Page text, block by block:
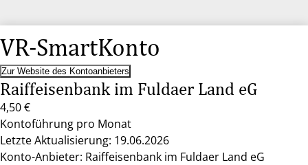
VR-SmartKonto
Zur Website des Kontoanbieters
Raiffeisenbank im Fuldaer Land eG
4,50 €
Kontoführung pro Monat
Letzte Aktualisierung: 19.06.2026
Konto-Anbieter: Raiffeisenbank im Fuldaer Land eG